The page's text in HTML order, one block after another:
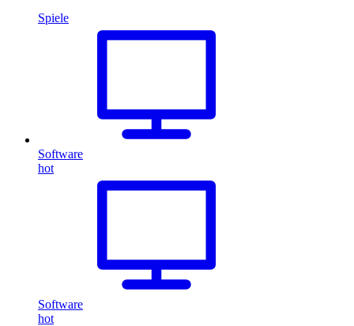
Spiele
Software
hot
Software
hot